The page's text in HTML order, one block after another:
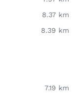
8.37 km
8.39 km
7.19 km